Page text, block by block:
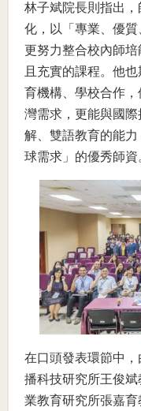
林子斌院長則指出
化，以「專業、優
更努力整合校內師
且充實的課程。他
育機構、學校合作
灣需求，更能與國
解、雙語教育的能
球需求」的優秀師資
在口頭發表環節中
播科技研究所王俊
業教育研究所張嘉